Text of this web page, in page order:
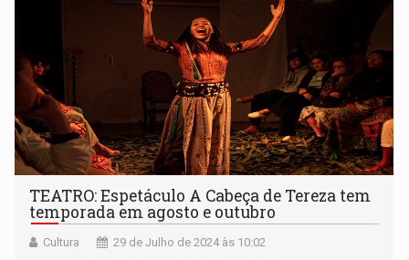
TEATRO: Espetáculo A Cabeça de Tereza tem
temporada em agosto e outubro
Cultura 29 de Julho de 2024 às 10:02